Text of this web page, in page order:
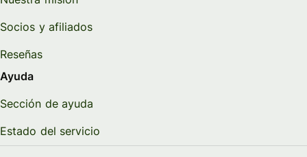
Socios y afiliados
Reseñas
Ayuda
Sección de ayuda
Estado del servicio